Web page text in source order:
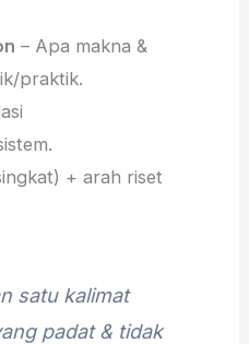
– Apa makna &
praktik.
+ arah riset
satu kalimat
padat & tidak